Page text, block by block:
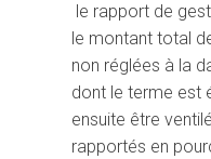
le rapport de
le montant total
non réglées à la
dont le terme est
ensuite être
rapportés en